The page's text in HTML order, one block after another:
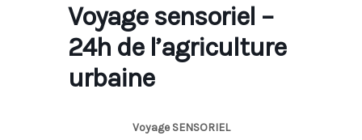
Voyage sensoriel –
24h de l’agriculture
urbaine
Voyage SENSORIEL